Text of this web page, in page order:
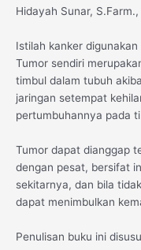
Hidayah Sunar, S.Farm.,
Istilah kanker
Tumor sendiri
timbul dalam tubuh
jaringan setempat
pertumbuhannya pada
Tumor dapat dianggap
dengan pesat, bersifat
sekitarnya, dan bila
dapat menimbulkan
Penulisan buku ini